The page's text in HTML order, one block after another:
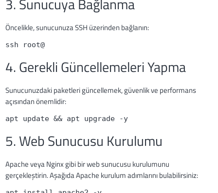
3. Sunucuya Bağlanma
Öncelikle, sunucunuza SSH üzerinden bağlanın:
ssh root@
4. Gerekli Güncellemeleri Yapma
Sunucunuzdaki paketleri güncellemek, güvenlik ve performans
açısından önemlidir:
apt update && apt upgrade -y
5. Web Sunucusu Kurulumu
Apache veya Nginx gibi bir web sunucusu kurulumunu
gerçekleştirin. Aşağıda Apache kurulum adımlarını bulabilirsiniz: